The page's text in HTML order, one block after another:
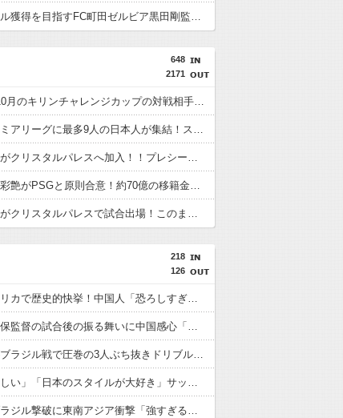
今季もタイトル獲得を目指すFC町田ゼルビア黒田剛監督が抱負を語る
648
2171
【速報】9月10月のキリンチャレンジカップの対戦相手がこちら！W杯出場国と対戦へ
【朗報】プレミアリーグに最多9人の日本人が集結！スタメン出場の選手は意外と少なそう？
【速報】冨安がクリスタルパレスへ加入！！プレシーズン参加から本契約へ！
【速報】鈴木彩艶がPSGと原則合意！約70億の移籍金となる模様
【速報】冨安がクリスタルパレスで試合出場！このまま内定の声が上がっている模様wwwww
218
126
日本人がアメリカで歴史的快挙！中国人「恐ろしすぎる」「人間にこんなことが可能なのか？」「サッカーで例えるなら…」【海外の反応】
日本代表・森保監督の試合後の振る舞いに中国感心「親しみやすくて有能」「謙虚で礼儀正しい」【海外の反応】
日本人選手がブラジル戦で圧巻の3人ぶち抜きドリブル！中国人「バケモンだ」「風のような男」【海外の反応】
中国人「恐ろしい」「日本のスタイルが大好き」サッカー日本代表のブラジル戦初勝利に中国驚嘆【海外の反応】
日本代表のブラジル撃破に東南アジア衝撃「強すぎる「韓国は日本を見習わないと」「アジアは彼らにとって狭すぎる」【海外の反応】